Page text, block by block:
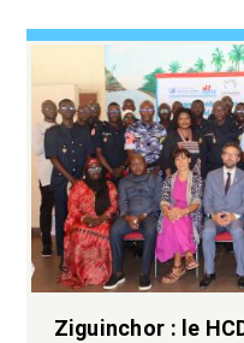
Ziguinchor : le